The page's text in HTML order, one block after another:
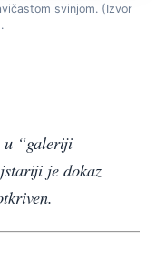
svinjom. (Izvor
u “galeriji
je dokaz